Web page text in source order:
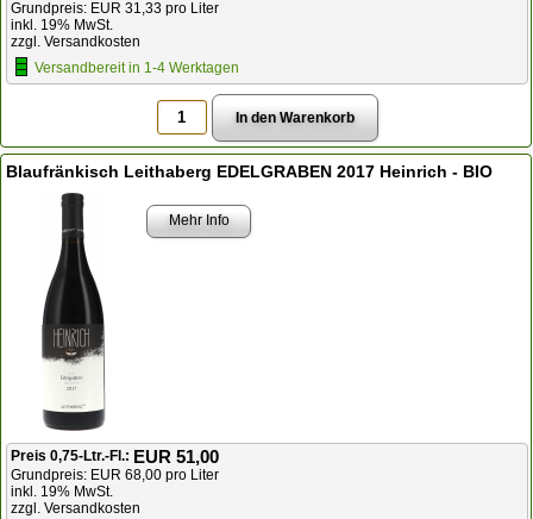
Grundpreis: EUR 31,33 pro Liter
inkl. 19% MwSt.
zzgl. Versandkosten
Versandbereit in 1-4 Werktagen
Blaufränkisch Leithaberg EDELGRABEN 2017 Heinrich - BIO
Mehr Info
Preis 0,75-Ltr.-Fl.: EUR 51,00
Grundpreis: EUR 68,00 pro Liter
inkl. 19% MwSt.
zzgl. Versandkosten